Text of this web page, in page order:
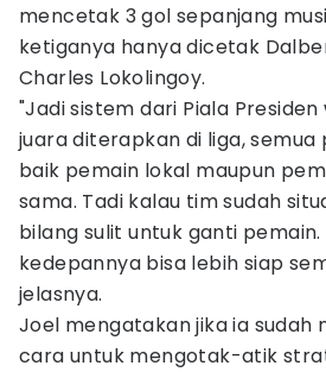
mencetak 3 gol sepanjang
ketiganya hanya dicetak
Charles Lokolingoy.
"Jadi sistem dari Piala
juara diterapkan di liga, semua
baik pemain lokal maupun
sama. Tadi kalau tim sudah
bilang sulit untuk ganti
kedepannya bisa lebih siap
jelasnya.
Joel mengatakan jika ia sudah
cara untuk mengotak-atik